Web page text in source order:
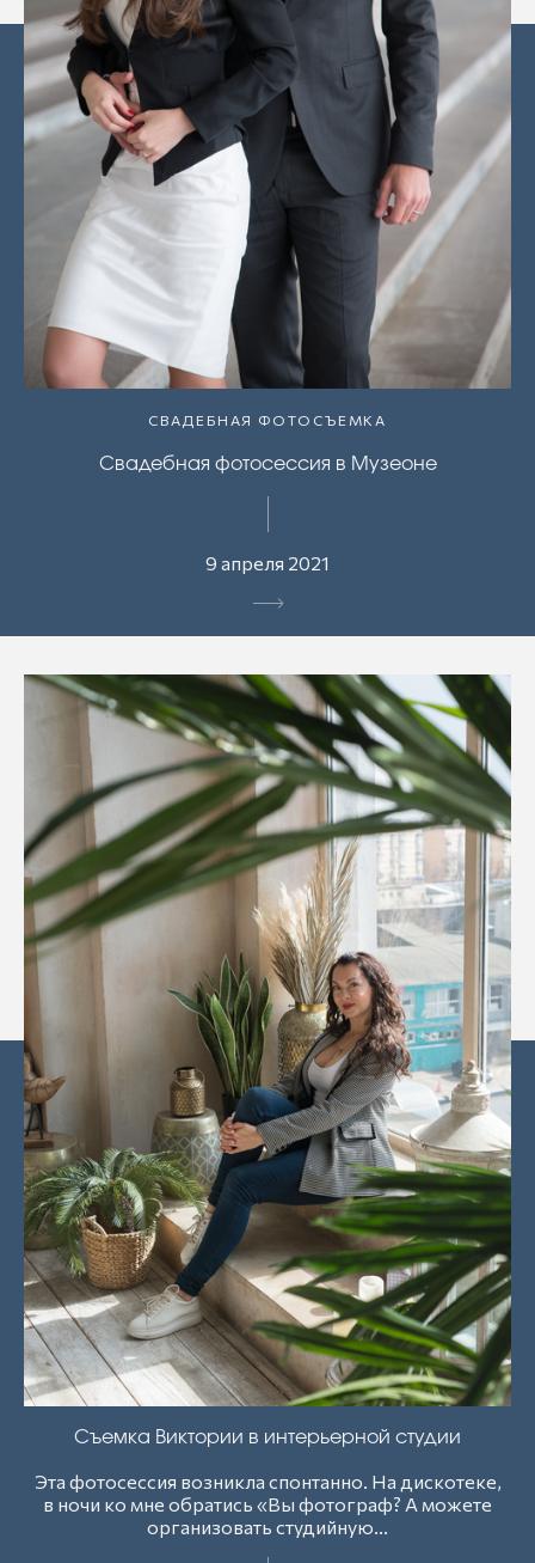
СВАДЕБНАЯ ФОТОСЪЕМКА
Свадебная фотосессия в Музеоне
9 апреля 2021
Съемка Виктории в интерьерной студии
Эта фотосессия возникла спонтанно. На дискотеке,
в ночи ко мне обратись «Вы фотограф? А можете
организовать студийную...